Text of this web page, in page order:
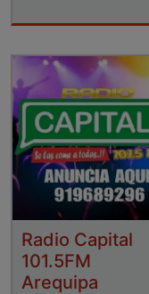
Radio Capital
101.5FM
Arequipa